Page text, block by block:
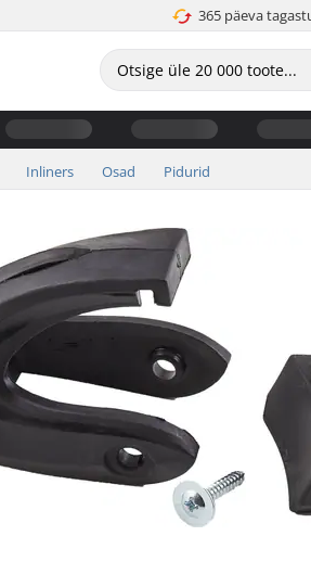
365 päeva
Inliners Osad Pidurid